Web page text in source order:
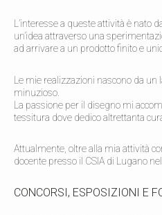
L’interesse a queste attività è nato
un’idea attraverso una
ad arrivare a un prodotto finito e
Le mie realizzazioni nascono da
minuzioso.
La passione per il disegno mi
tessitura dove dedico altrettanta
Attualmente, oltre alla mia attività
docente presso il CSIA di Lugano
CONCORSI, ESPOSIZIONI E